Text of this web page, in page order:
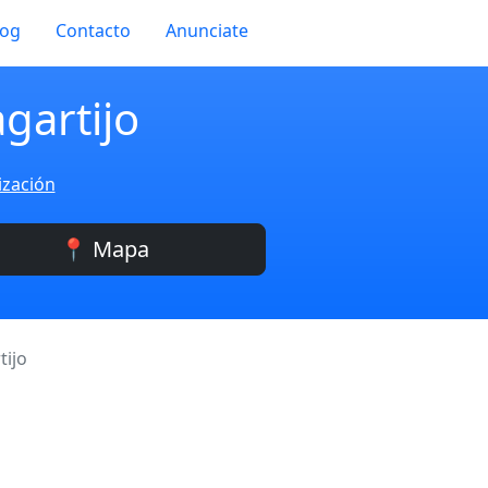
Contacto Anunciate
📍 Mapa